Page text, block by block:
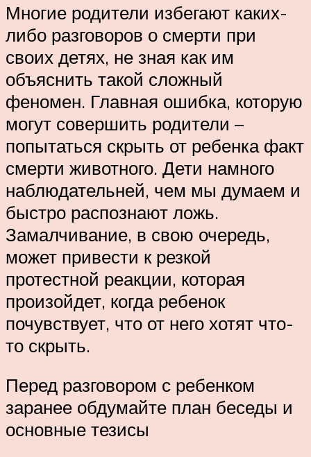
Многие родители избегают каких-
либо разговоров о смерти при
своих детях, не зная как им
объяснить такой сложный
феномен. Главная ошибка, которую
могут совершить родители –
попытаться скрыть от ребенка факт
смерти животного. Дети намного
наблюдательней, чем мы думаем и
быстро распознают ложь.
Замалчивание, в свою очередь,
может привести к резкой
протестной реакции, которая
произойдет, когда ребенок
почувствует, что от него хотят что-
то скрыть.
Перед разговором с ребенком
заранее обдумайте план беседы и
основные тезисы